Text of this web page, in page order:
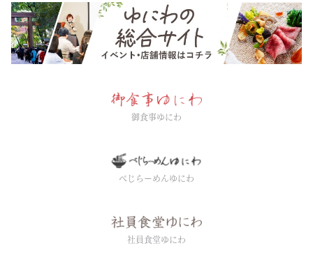
御食事ゆにわ
べじらーめんゆにわ
社員食堂ゆにわ